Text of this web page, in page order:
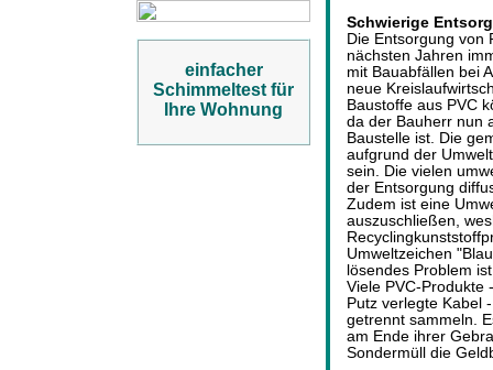
einfacher
Schimmeltest für
Ihre Wohnung
Schwierige
Die Entsorgung von
nächsten Jahren
mit Bauabfällen bei
neue
Baustoffe aus PVC
da der Bauherr nun
Baustelle ist. Die
aufgrund der
sein. Die vielen
der Entsorgung
Zudem ist eine
auszuschließen,
Umweltzeichen
lösendes Problem
Viele PVC-Produkte
Putz verlegte Kabel
getrennt sammeln.
am Ende ihrer
Sondermüll die